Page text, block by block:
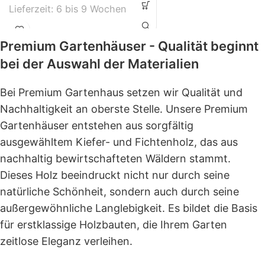
Lieferzeit: 6 bis 9 Wochen
Premium Gartenhäuser - Qualität beginnt
bei der Auswahl der Materialien
Bei Premium Gartenhaus setzen wir Qualität und
Nachhaltigkeit an oberste Stelle. Unsere Premium
Gartenhäuser entstehen aus sorgfältig
ausgewähltem Kiefer- und Fichtenholz, das aus
nachhaltig bewirtschafteten Wäldern stammt.
Dieses Holz beeindruckt nicht nur durch seine
natürliche Schönheit, sondern auch durch seine
außergewöhnliche Langlebigkeit. Es bildet die Basis
für erstklassige Holzbauten, die Ihrem Garten
zeitlose Eleganz verleihen.